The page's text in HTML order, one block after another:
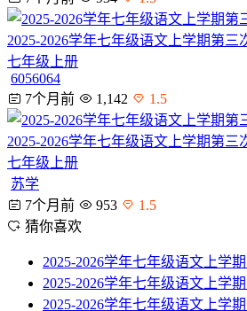
2025-2026学年七年级语文上学期第三
七年级上册
6056064
7个月前
1,142 1.5
2025-2026学年七年级语文上学期第三
七年级上册
苏学
7个月前
953
1.5
猜你喜欢
2025-2026学年七年级语文上学
2025-2026学年七年级语文上学
2025-2026学年七年级语文上学